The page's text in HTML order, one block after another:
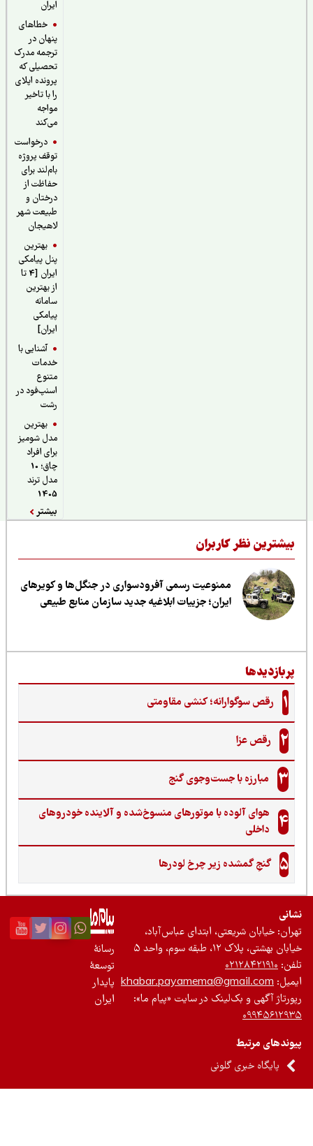
خطاهای
پنهان در
ترجمه مدرک
تحصیلی که
پرونده اپلای
را با تاخیر
درخواست
توقف پروژه
بام‌لند برای
حفاظت از
درختان و
طبیعت شهر
لاهیجان
بهترین
پنل پیامکی
ایران [4 تا
از بهترین
سامانه
پیامکی
آشنایی با
خدمات
اسنپ‌فود در
بهترین
مدل شومیز
برای افراد
چاق؛ 10
مدل ترند
نظر کاربران
ممنوعیت رسمی آفرودسواری در جنگل‌ها و کویرهای
ایران؛ جزییات ابلاغیه جدید سازمان منابع طبیعی
رقص سوگوارانه؛ کنشی مقاومتی
رقص عزا
مبارزه با جست‌وجوی گنج‌
هوای آلوده با موتورهای منسوخ‌شده و آلاینده خودروهای
داخلی
گنجِ گمشده زیر چرخ لودرها
خیابان شریعتی، ابتدای عباس‌آباد،
بهشتی، پلاک ۱۲، طبقه سوم، واحد ۵
۰۲۱۲۸۴۲۱۹۱۰
khabar.payamema@gmail.com
آگهی و بک‌لینک در سایت «پیام ما»:
مرتبط
پایگاه خبری گلونی
رسانۀ
توسعۀ
پایدار
ایران